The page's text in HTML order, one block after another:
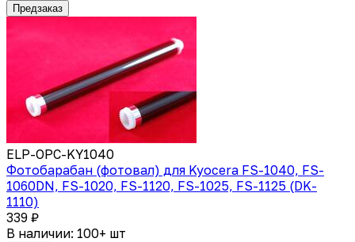
Предзаказ
ELP-OPC-KY1040
Фотобарабан (фотовал) для Kyocera FS-1040, FS-
1060DN, FS-1020, FS-1120, FS-1025, FS-1125 (DK-
1110)
339 ₽
В наличии: 100+ шт